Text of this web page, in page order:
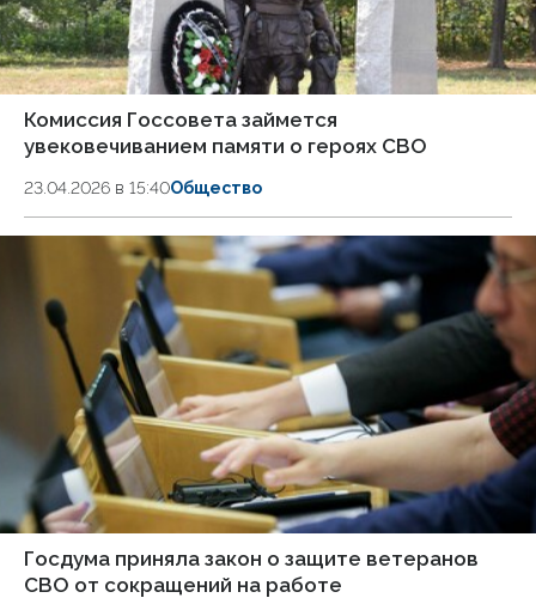
Комиссия Госсовета займется
увековечиванием памяти о героях СВО
23.04.2026 в 15:40Общество
Госдума приняла закон о защите ветеранов
СВО от сокращений на работе